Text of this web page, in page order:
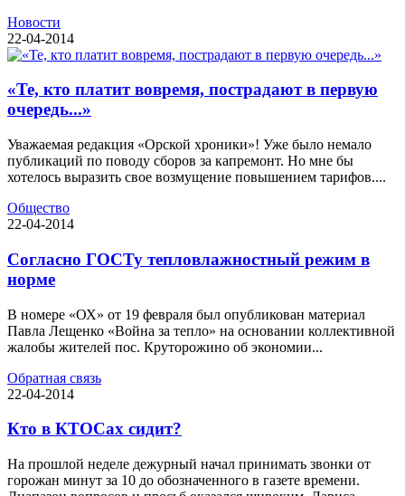
Новости
22-04-2014
«Те, кто платит вовремя, пострадают в первую
очередь...»
Уважаемая редакция «Орской хроники»! Уже было немало
публикаций по поводу сборов за капремонт. Но мне бы
хотелось выразить свое возмущение повышением тарифов....
Общество
22-04-2014
Согласно ГОСТу тепловлажностный режим в
норме
В номере «ОХ» от 19 февраля был опубликован материал
Павла Лещенко «Война за тепло» на основании коллективной
жалобы жителей пос. Круторожино об экономии...
Обратная связь
22-04-2014
Кто в КТОСах сидит?
На прошлой неделе дежурный начал принимать звонки от
горожан минут за 10 до обозначенного в газете времени.